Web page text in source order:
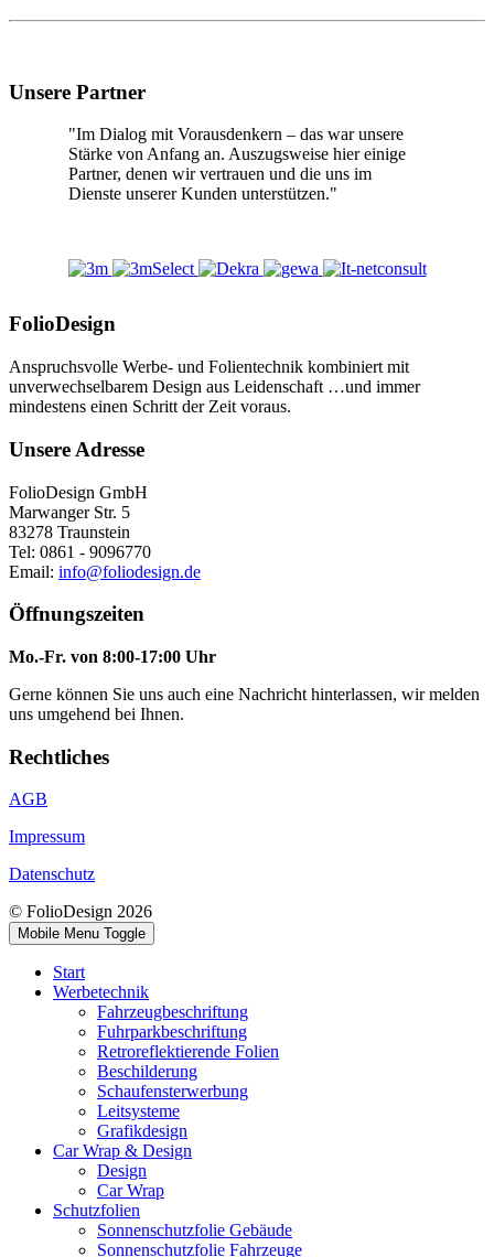
Unsere Partner
"Im Dialog mit Vorausdenkern – das war unsere
Stärke von Anfang an. Auszugsweise hier einige
Partner, denen wir vertrauen und die uns im
Dienste unserer Kunden unterstützen."
FolioDesign
Anspruchsvolle Werbe- und Folientechnik kombiniert mit
unverwechselbarem Design aus Leidenschaft …und immer
mindestens einen Schritt der Zeit voraus.
Unsere Adresse
FolioDesign GmbH
Marwanger Str. 5
83278 Traunstein
Tel: 0861 - 9096770
Email: info@foliodesign.de
Öffnungszeiten
Mo.-Fr. von 8:00-17:00 Uhr
Gerne können Sie uns auch eine Nachricht hinterlassen, wir melden
uns umgehend bei Ihnen.
Rechtliches
AGB
Impressum
Datenschutz
© FolioDesign 2026
Mobile Menu Toggle
Start
Werbetechnik
Fahrzeugbeschriftung
Fuhrparkbeschriftung
Retroreflektierende Folien
Beschilderung
Schaufensterwerbung
Leitsysteme
Grafikdesign
Car Wrap & Design
Design
Car Wrap
Schutzfolien
Sonnenschutzfolie Gebäude
Sonnenschutzfolie Fahrzeuge